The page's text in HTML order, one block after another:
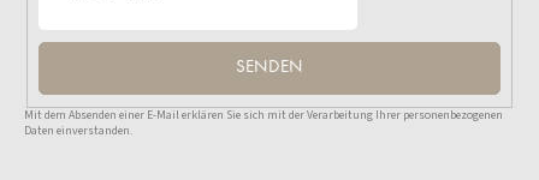
SENDEN
Mit dem Absenden einer E-Mail erklären Sie sich mit der Verarbeitung Ihrer personenbezogenen
Daten einverstanden.